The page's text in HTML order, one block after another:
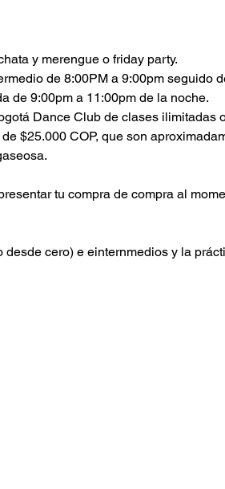
y merengue o friday party.
de 8:00PM a 9:00pm seguido
de 9:00pm a 11:00pm de la noche.
Dance Club de clases ilimitadas
$25.000 COP, que son
tu compra de compra al
cero) e einternmedios y la